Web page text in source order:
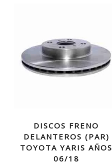
DISCOS FRENO
DELANTEROS (PAR)
TOYOTA YARIS AÑOS
06/18